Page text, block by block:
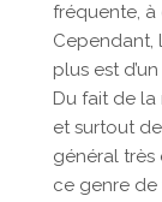
fréquente, à
Cependant,
plus est
Du fait de
et surtout
général
ce genre de